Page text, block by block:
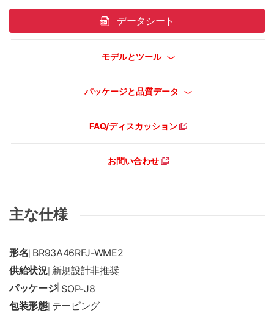
データシート
モデルとツール
パッケージと品質データ
FAQ/ディスカッション
お問い合わせ
主な仕様
形名 BR93A46RFJ-WME2
供給状況| 新規設計非推奨
パッケージ| SOP-J8
包装形態| テーピング